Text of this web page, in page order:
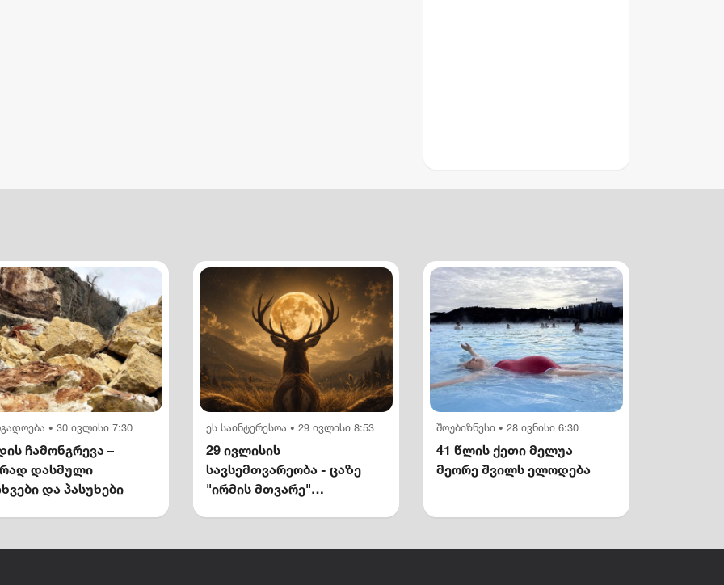
• 30 ივლისი 7:30
ჩამონგრევა –
დასმული
და პასუხები
ეს საინტერესოა • 29 ივლისი 8:53
29 ივლისის
სავსემთვარეობა - ცაზე
"ირმის მთვარე"
შოუბიზნესი • 28 ივნისი 6:30
41 წლის ქეთი მელუა
მეორე შვილს ელოდება